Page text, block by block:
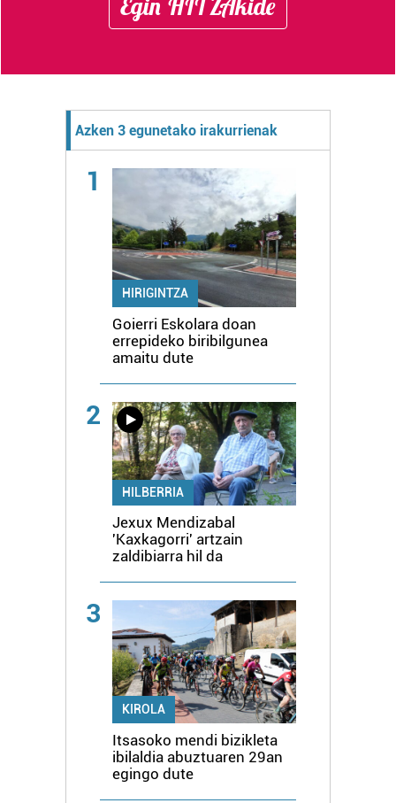
Egin HITZAkide
Azken 3 egunetako irakurrienak
1
HIRIGINTZA
Goierri Eskolara doan
errepideko biribilgunea
amaitu dute
2
HILBERRIA
Jexux Mendizabal
'Kaxkagorri' artzain
zaldibiarra hil da
3
KIROLA
Itsasoko mendi bizikleta
ibilaldia abuztuaren 29an
egingo dute